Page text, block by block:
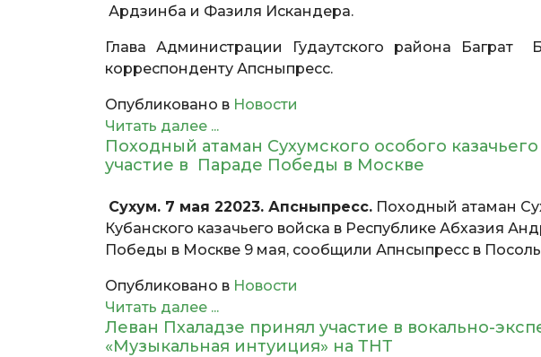
Ардзинба и Фазиля Искандера.
Глава Администрации Гудаутского района Баграт
корреспонденту Апсныпресс.
Опубликовано в Новости
Читать далее ...
Походный атаман Сухумского особого
участие в Параде Победы в Москве
Сухум. 7 мая 22023. Апсныпресс. Походный атаман
Кубанского казачьего войска в Республике Абхазия
Победы в Москве 9 мая, сообщили Апнсыпресс в
Опубликовано в Новости
Читать далее ...
Леван Пхаладзе принял участие в вокально-
«Музыкальная интуиция» на ТНТ